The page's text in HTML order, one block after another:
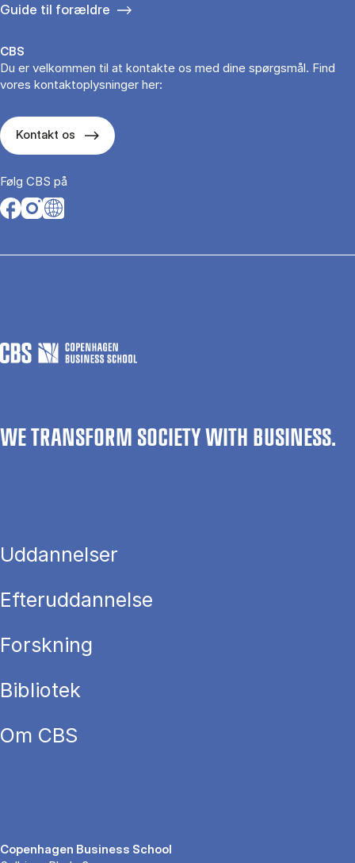
Guide til forældre
CBS
Du er velkommen til at kontakte os med dine spørgsmål. Find
vores kontaktoplysninger her:
Kontakt os
Følg CBS på
Opens in a new tab
Opens in a new tab
Opens in a new tab
WE TRANSFORM SOCIETY WITH BUSINESS.
Uddannelser
Efteruddannelse
Forskning
Bibliotek
Om CBS
Copenhagen Business School